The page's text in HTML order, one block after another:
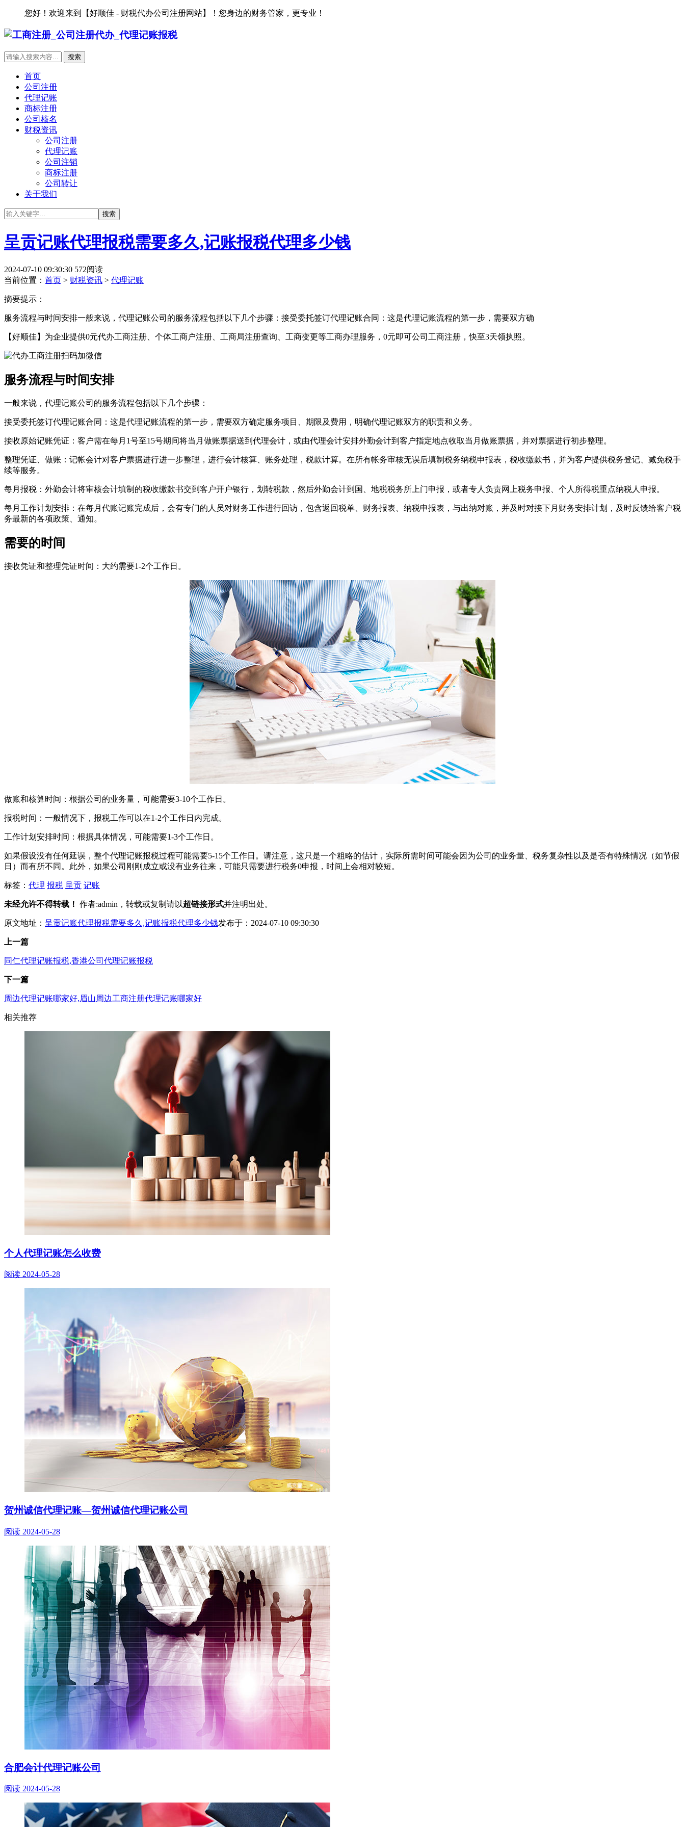
您好！欢迎来到【好顺佳 - 财税代办公司注册网站】！您身边的财务管家，更专业！
首页
公司注册
代理记账
商标注册
公司核名
财税资讯
公司注册
代理记账
公司注销
商标注册
公司转让
关于我们
呈贡记账代理报税需要多久,记账报税代理多少钱
2024-07-10 09:30:30 572阅读
当前位置： 首页 > 财税资讯 > 代理记账
摘要提示：
服务流程与时间安排一般来说，代理记账公司的服务流程包括以下几个步骤：接受委托签订代理记账合同：这是代理记账流程的第一步，需要双方确
【好顺佳】为企业提供0元代办工商注册、个体工商户注册、工商局注册查询、工商变更等工商办理服务，0元即可公司工商注册，快至3天领执照。
服务流程与时间安排
一般来说，代理记账公司的服务流程包括以下几个步骤：
接受委托签订代理记账合同：这是代理记账流程的第一步，需要双方确定服务项目、期限及费用，明确代理记账双方的职责和义务。
接收原始记账凭证：客户需在每月1号至15号期间将当月做账票据送到代理会计，或由代理会计安排外勤会计到客户指定地点收取当月做账票据，并对票据进行初步整理。
整理凭证、做账：记帐会计对客户票据进行进一步整理，进行会计核算、账务处理，税款计算。在所有帐务审核无误后填制税务纳税申报表，税收缴款书，并为客户提供税务登记、减免税手
续等服务。
每月报税：外勤会计将审核会计填制的税收缴款书交到客户开户银行，划转税款，然后外勤会计到国、地税税务所上门申报，或者专人负责网上税务申报、个人所得税重点纳税人申报。
每月工作计划安排：在每月代账记账完成后，会有专门的人员对财务工作进行回访，包含返回税单、财务报表、纳税申报表，与出纳对账，并及时对接下月财务安排计划，及时反馈给客户税
务最新的各项政策、通知。
需要的时间
接收凭证和整理凭证时间：大约需要1-2个工作日。
做账和核算时间：根据公司的业务量，可能需要3-10个工作日。
报税时间：一般情况下，报税工作可以在1-2个工作日内完成。
工作计划安排时间：根据具体情况，可能需要1-3个工作日。
如果假设没有任何延误，整个代理记账报税过程可能需要5-15个工作日。请注意，这只是一个粗略的估计，实际所需时间可能会因为公司的业务量、税务复杂性以及是否有特殊情况（如节假
日）而有所不同。此外，如果公司刚刚成立或没有业务往来，可能只需要进行税务0申报，时间上会相对较短。
标签： 代理 报税 呈贡 记账
未经允许不得转载！ 作者:admin，转载或复制请以超链接形式并注明出处。
原文地址： 呈贡记账代理报税需要多久,记账报税代理多少钱发布于：2024-07-10 09:30:30
上一篇
同仁代理记账报税,香港公司代理记账报税
下一篇
周边代理记账哪家好,眉山周边工商注册代理记账哪家好
相关推荐
个人代理记账怎么收费
阅读 2024-05-28
贺州诚信代理记账—贺州诚信代理记账公司
阅读 2024-05-28
合肥会计代理记账公司
阅读 2024-05-28